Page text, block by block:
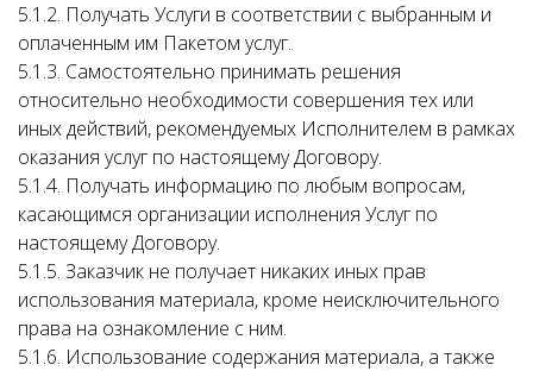
5.1.2. Получать Услуги в соответствии с выбранным и
оплаченным им Пакетом услуг.
5.1.3. Самостоятельно принимать решения
относительно необходимости совершения тех или
иных действий, рекомендуемых Исполнителем в рамках
оказания услуг по настоящему Договору.
5.1.4. Получать информацию по любым вопросам,
касающимся организации исполнения Услуг по
настоящему Договору.
5.1.5. Заказчик не получает никаких иных прав
использования материала, кроме неисключительного
права на ознакомление с ним.
5.1.6. Использование содержания материала, а также